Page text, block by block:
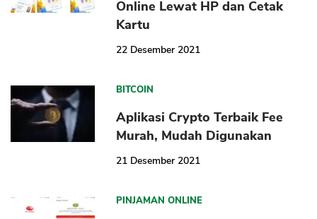
Online Lewat HP dan Cetak
Kartu
22 Desember 2021
BITCOIN
Aplikasi Crypto Terbaik Fee
Murah, Mudah Digunakan
21 Desember 2021
PINJAMAN ONLINE